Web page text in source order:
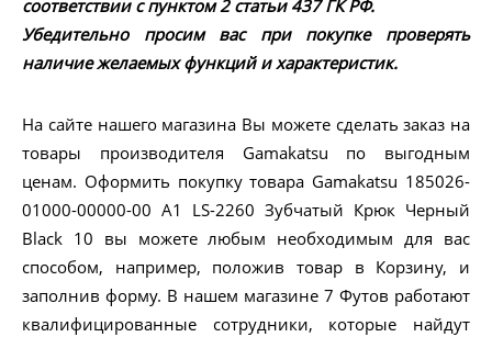
соответствии с пунктом 2 статьи 437 ГК РФ.
Убедительно просим вас при покупке проверять
наличие желаемых функций и характеристик.
На сайте нашего магазина Вы можете сделать заказ на
товары производителя Gamakatsu по выгодным
ценам. Оформить покупку товара Gamakatsu 185026-
01000-00000-00 A1 LS-2260 Зубчатый Крюк Черный
Black 10 вы можете любым необходимым для вас
способом, например, положив товар в Корзину, и
заполнив форму. В нашем магазине 7 Футов работают
квалифицированные сотрудники, которые найдут